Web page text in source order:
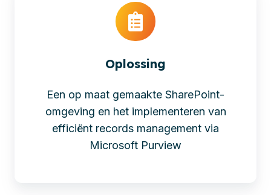
Oplossing
Een op maat gemaakte SharePoint-
omgeving en het implementeren van
efficiënt records management via
Microsoft Purview